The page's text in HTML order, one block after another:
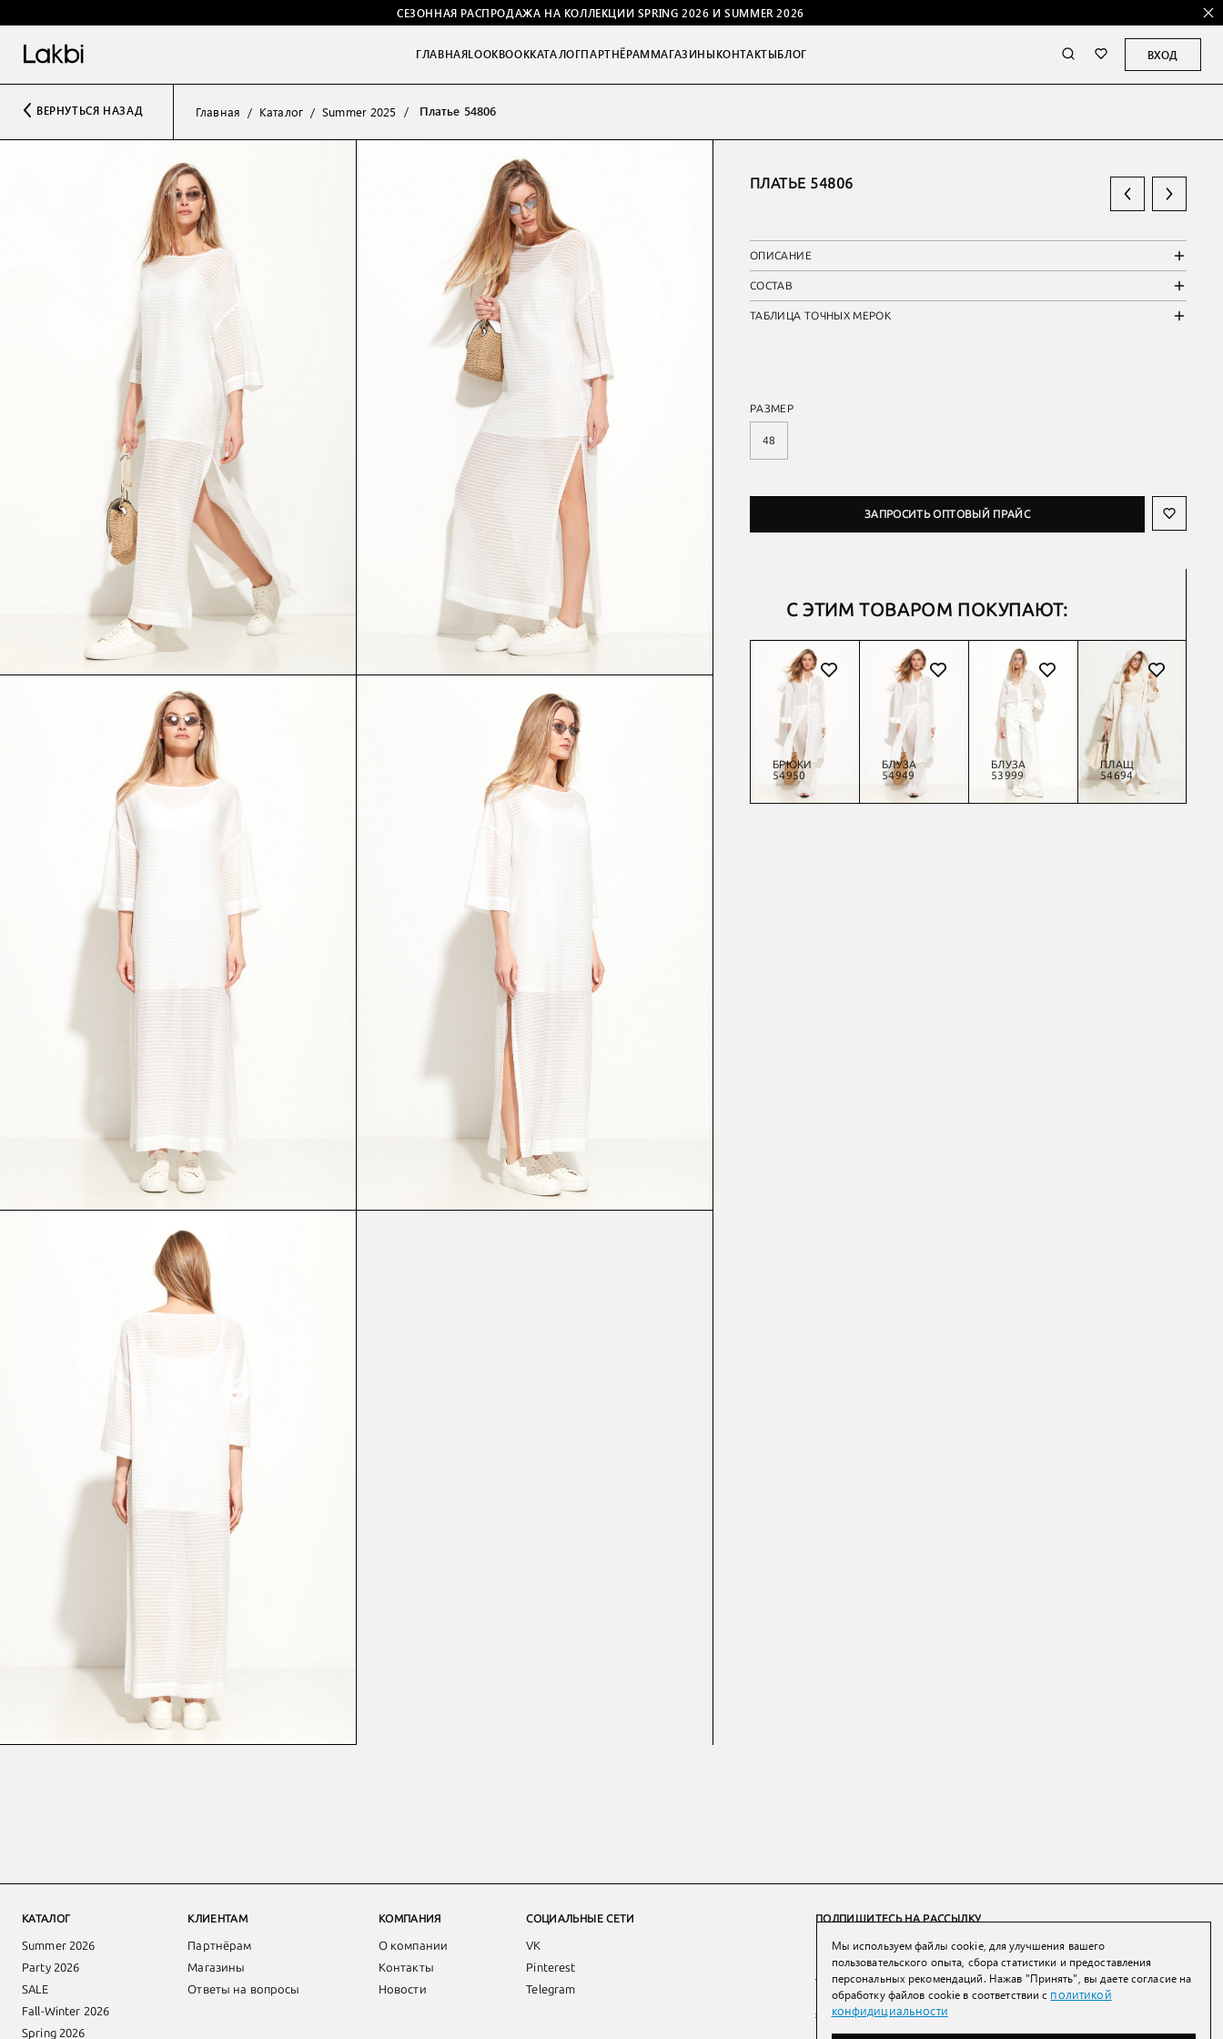
СЕЗОННАЯ РАСПРОДАЖА НА КОЛЛЕКЦИИ SPRING 2026 И SUMMER 2026
ГЛАВНАЯLOOKBOOKКАТАЛОГПАРТНЁРАММАГАЗИНЫКОНТАКТЫБЛОГ ВХОД
ВЕРНУТЬСЯ НАЗАД Главная Каталог Summer 2025 Платье 54806
ПЛАТЬЕ 54806
ОПИСАНИЕ
СОСТАВ
ТАБЛИЦА ТОЧНЫХ МЕРОК
РАЗМЕР
48
ЗАПРОСИТЬ ОПТОВЫЙ ПРАЙС
С ЭТИМ ТОВАРОМ ПОКУПАЮТ:
ДЖЕМПЕР
54900
БРЮКИ
54950
БЛУЗА
54949
БЛУЗА
53999
ПЛАЩ
54694
КАТАЛОГ
Summer 2026
Party 2026
SALE
Fall-Winter 2026
Spring 2026
КЛИЕНТАМ
Партнёрам
Магазины
Ответы на вопросы
КОМПАНИЯ
О компании
Контакты
Новости
СОЦИАЛЬНЫЕ СЕТИ
VK
Pinterest
Telegram
ПОДПИШИТЕСЬ НА РАССЫЛКУ
ПОДПИСАТЬСЯ
Нажимая на кнопку вы соглашаетесь сполитикой конфиденциальности и
обработки персональных данных
Мы используем файлы cookie, для улучшения вашего
пользовательского опыта, сбора статистики и предоставления
персональных рекомендаций. Нажав "Принять", вы даете согласие на
обработку файлов cookie в соответствии с политикой
конфидициальности